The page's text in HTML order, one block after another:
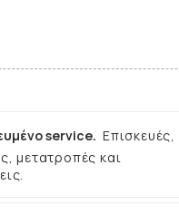
service. Επισκευές,
μετατροπές και